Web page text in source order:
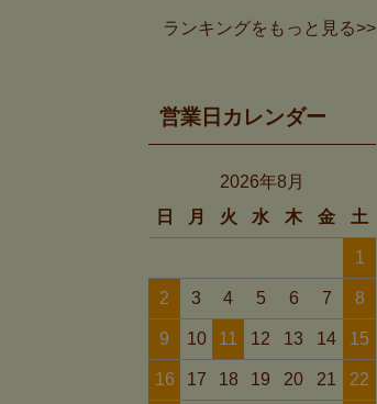
ランキングをもっと見る>>
営業日カレンダー
2026年8月
日
月 火 水 木 金 土
1
2 3 4 5 6 7 8
9 10 11 12 13 14 15
16 17 18 19 20 21 22